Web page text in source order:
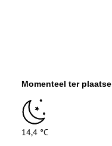
Momenteel ter plaatse
14,4 °C